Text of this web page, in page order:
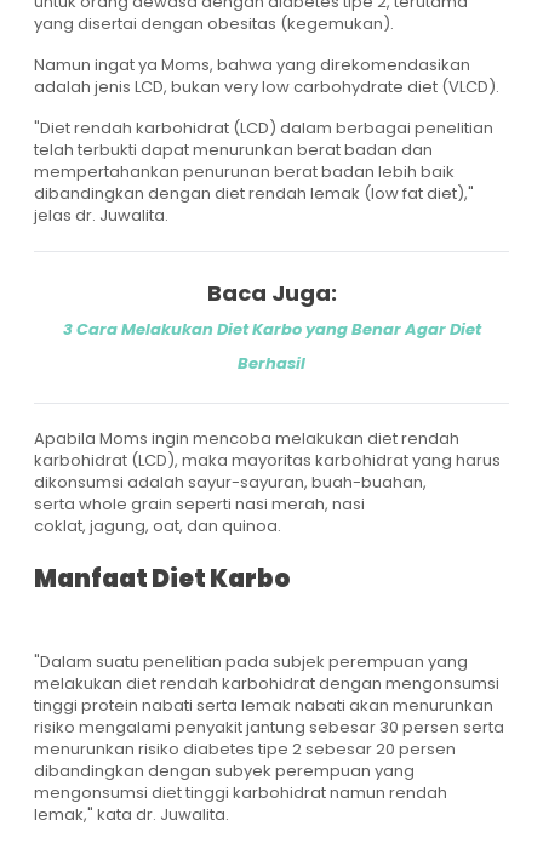
yang disertai dengan obesitas (kegemukan).
Namun ingat ya Moms, bahwa yang direkomendasikan
adalah jenis LCD, bukan very low carbohydrate diet (VLCD).
"Diet rendah karbohidrat (LCD) dalam berbagai penelitian
telah terbukti dapat menurunkan berat badan dan
mempertahankan penurunan berat badan lebih baik
dibandingkan dengan diet rendah lemak (low fat diet),"
jelas dr. Juwalita.
Baca Juga:
3 Cara Melakukan Diet Karbo yang Benar Agar Diet
Berhasil
Apabila Moms ingin mencoba melakukan diet rendah
karbohidrat (LCD), maka mayoritas karbohidrat yang harus
dikonsumsi adalah sayur-sayuran, buah-buahan,
serta whole grain seperti nasi merah, nasi
coklat, jagung, oat, dan quinoa.
Manfaat Diet Karbo
"Dalam suatu penelitian pada subjek perempuan yang
melakukan diet rendah karbohidrat dengan mengonsumsi
tinggi protein nabati serta lemak nabati akan menurunkan
risiko mengalami penyakit jantung sebesar 30 persen serta
menurunkan risiko diabetes tipe 2 sebesar 20 persen
dibandingkan dengan subyek perempuan yang
mengonsumsi diet tinggi karbohidrat namun rendah
lemak," kata dr. Juwalita.